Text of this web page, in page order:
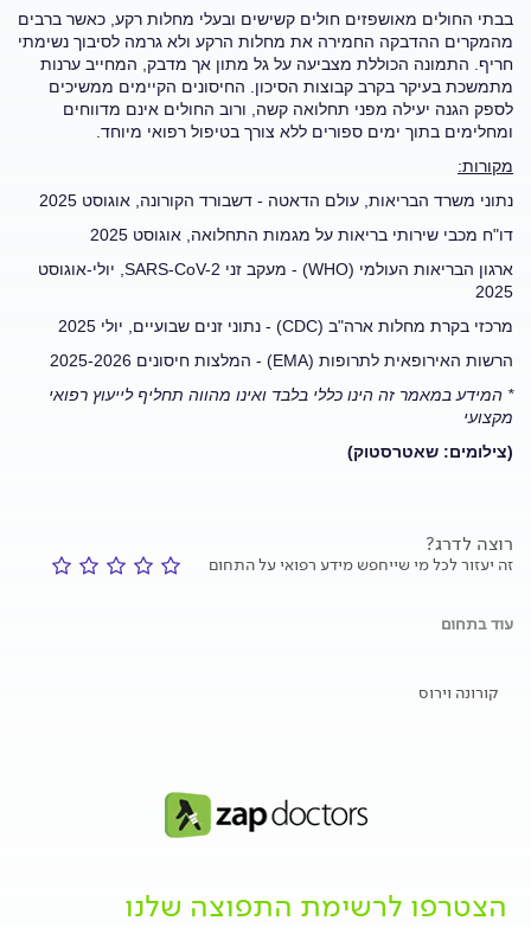
בבתי החולים מאושפזים חולים קשישים ובעלי מחלות רקע, כאשר ברבים
מהמקרים ההדבקה החמירה את מחלות הרקע ולא גרמה לסיבוך נשימתי
חריף. התמונה הכוללת מצביעה על גל מתון אך מדבק, המחייב ערנות
מתמשכת בעיקר בקרב קבוצות הסיכון. החיסונים הקיימים ממשיכים
לספק הגנה יעילה מפני תחלואה קשה, ורוב החולים אינם מדווחים
ומחלימים בתוך ימים ספורים ללא צורך בטיפול רפואי מיוחד.
מקורות:
נתוני משרד הבריאות, עולם הדאטה - דשבורד הקורונה, אוגוסט 2025
דו"ח מכבי שירותי בריאות על מגמות התחלואה, אוגוסט 2025
ארגון הבריאות העולמי (WHO) - מעקב זני SARS-CoV-2, יולי-אוגוסט
2025
מרכזי בקרת מחלות ארה"ב (CDC) - נתוני זנים שבועיים, יולי 2025
הרשות האירופאית לתרופות (EMA) - המלצות חיסונים 2025-2026
* המידע במאמר זה הינו כללי בלבד ואינו מהווה תחליף לייעוץ רפואי
מקצועי
(צילומים: שאטרסטוק)
רוצה לדרג?
זה יעזור לכל מי שייחפש מידע רפואי על התחום
עוד בתחום
קורונה וירוס
הצטרפו לרשימת התפוצה שלנו